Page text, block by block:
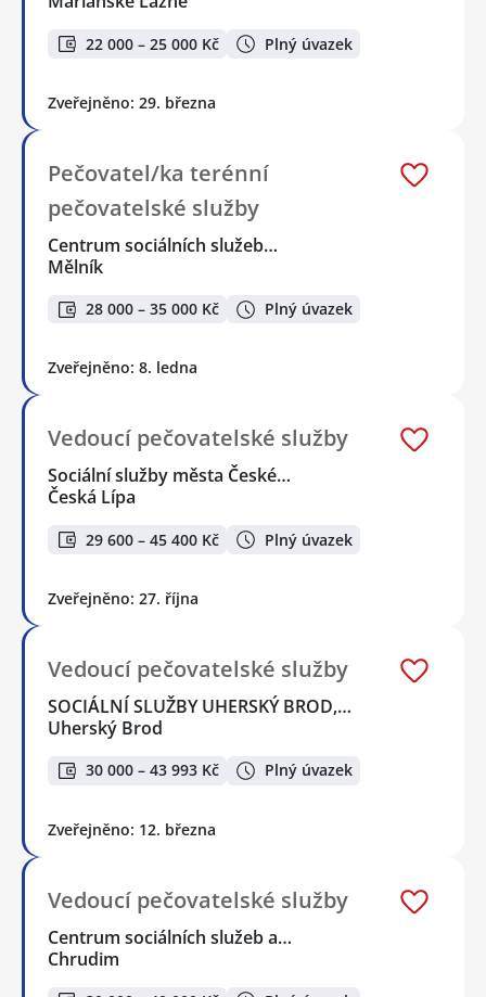
22 000 – 25 000 Kč Plný úvazek
Zveřejněno: 29. března
Pečovatel/ka terénní
pečovatelské služby
Centrum sociálních služeb…
Mělník
28 000 – 35 000 Kč Plný úvazek
Zveřejněno: 8. ledna
Vedoucí pečovatelské služby
Sociální služby města České…
Česká Lípa
29 600 – 45 400 Kč Plný úvazek
Zveřejněno: 27. října
Vedoucí pečovatelské služby
SOCIÁLNÍ SLUŽBY UHERSKÝ BROD,…
Uherský Brod
30 000 – 43 993 Kč Plný úvazek
Zveřejněno: 12. března
Vedoucí pečovatelské služby
Centrum sociálních služeb a…
Chrudim